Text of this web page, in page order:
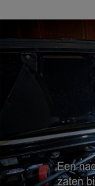
SEPTEMBER